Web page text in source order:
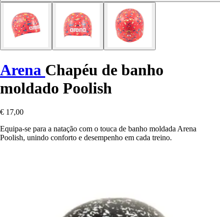
Arena Chapéu de banho
moldado Poolish
€ 17,00
Equipa-se para a natação com o touca de banho moldada Arena
Poolish, unindo conforto e desempenho em cada treino.